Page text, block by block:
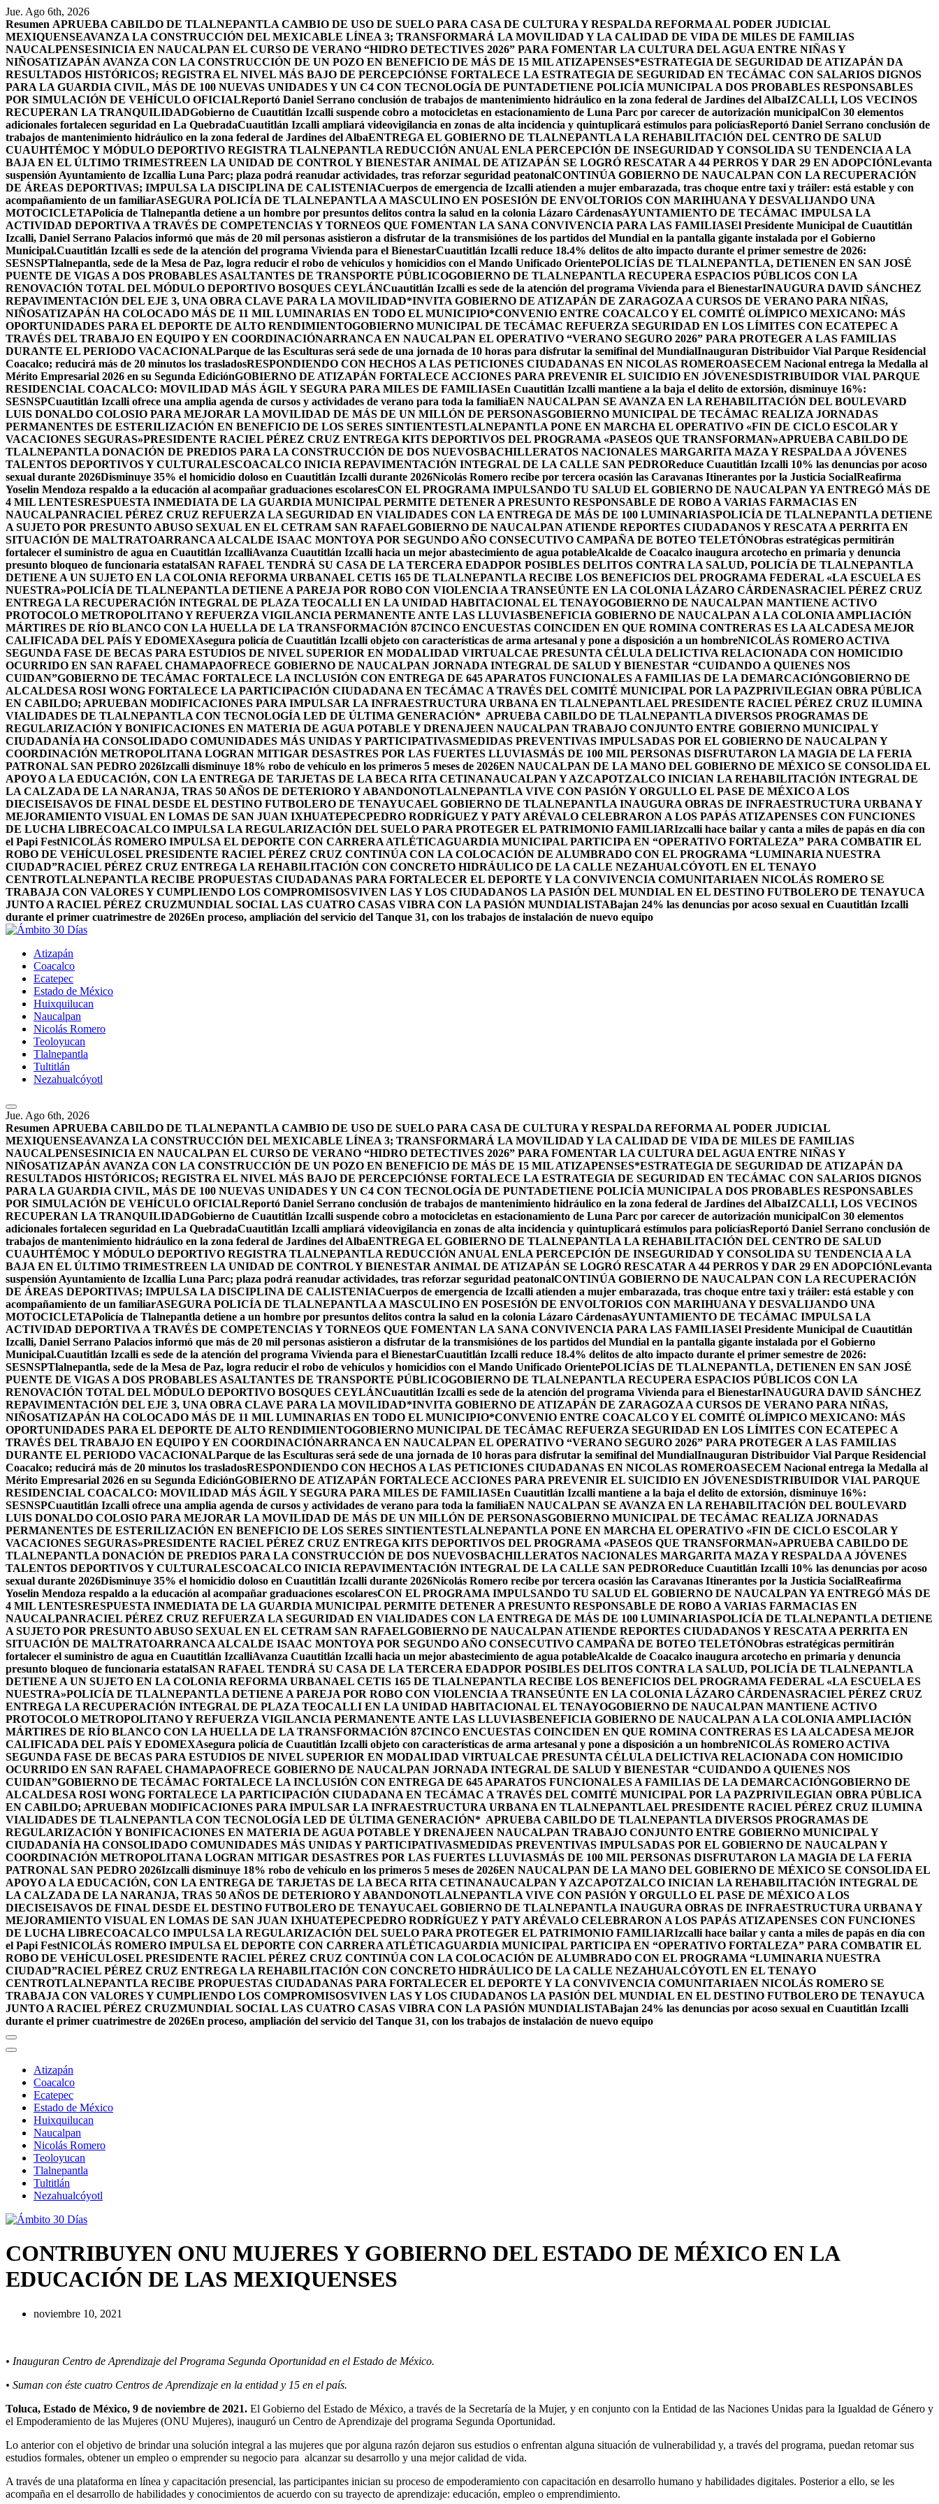
Saltar
al
contenido
Jue. Ago 6th, 2026
Resumen APRUEBA CABILDO DE TLALNEPANTLA CAMBIO DE USO DE SUELO PARA CASA DE CULTURA Y RESPALDA REFORMA AL PODER JUDICIAL
MEXIQUENSEAVANZA LA CONSTRUCCIÓN DEL MEXICABLE LÍNEA 3; TRANSFORMARÁ LA MOVILIDAD Y LA CALIDAD DE VIDA DE MILES DE FAMILIAS
NAUCALPENSESINICIA EN NAUCALPAN EL CURSO DE VERANO “HIDRO DETECTIVES 2026” PARA FOMENTAR LA CULTURA DEL AGUA ENTRE NIÑAS Y
NIÑOSATIZAPÁN AVANZA CON LA CONSTRUCCIÓN DE UN POZO EN BENEFICIO DE MÁS DE 15 MIL ATIZAPENSES*ESTRATEGIA DE SEGURIDAD DE ATIZAPÁN DA
RESULTADOS HISTÓRICOS; REGISTRA EL NIVEL MÁS BAJO DE PERCEPCIÓNSE FORTALECE LA ESTRATEGIA DE SEGURIDAD EN TECÁMAC CON SALARIOS DIGNOS
PARA LA GUARDIA CIVIL, MÁS DE 100 NUEVAS UNIDADES Y UN C4 CON TECNOLOGÍA DE PUNTADETIENE POLICÍA MUNICIPAL A DOS PROBABLES RESPONSABLES
POR SIMULACIÓN DE VEHÍCULO OFICIALReportó Daniel Serrano conclusión de trabajos de mantenimiento hidráulico en la zona federal de Jardines del AlbaIZCALLI, LOS VECINOS
RECUPERAN LA TRANQUILIDADGobierno de Cuautitlán Izcalli suspende cobro a motocicletas en estacionamiento de Luna Parc por carecer de autorización municipalCon 30 elementos
adicionales fortalecen seguridad en La QuebradaCuautitlán Izcalli ampliará videovigilancia en zonas de alta incidencia y quintuplicará estímulos para policíasReportó Daniel Serrano conclusión de
trabajos de mantenimiento hidráulico en la zona federal de Jardines del AlbaENTREGA EL GOBIERNO DE TLALNEPANTLA LA REHABILITACIÓN DEL CENTRO DE SALUD
CUAUHTÉMOC Y MÓDULO DEPORTIVO REGISTRA TLALNEPANTLA REDUCCIÓN ANUAL ENLA PERCEPCIÓN DE INSEGURIDAD Y CONSOLIDA SU TENDENCIA A LA
BAJA EN EL ÚLTIMO TRIMESTREEN LA UNIDAD DE CONTROL Y BIENESTAR ANIMAL DE ATIZAPÁN SE LOGRÓ RESCATAR A 44 PERROS Y DAR 29 EN ADOPCIÓNLevanta
suspensión Ayuntamiento de Izcallia Luna Parc; plaza podrá reanudar actividades, tras reforzar seguridad peatonalCONTINÚA GOBIERNO DE NAUCALPAN CON LA RECUPERACIÓN
DE ÁREAS DEPORTIVAS; IMPULSA LA DISCIPLINA DE CALISTENIACuerpos de emergencia de Izcalli atienden a mujer embarazada, tras choque entre taxi y tráiler: está estable y con
acompañamiento de un familiarASEGURA POLICÍA DE TLALNEPANTLA A MASCULINO EN POSESIÓN DE ENVOLTORIOS CON MARIHUANA Y DESVALIJANDO UNA
MOTOCICLETAPolicía de Tlalnepantla detiene a un hombre por presuntos delitos contra la salud en la colonia Lázaro CárdenasAYUNTAMIENTO DE TECÁMAC IMPULSA LA
ACTIVIDAD DEPORTIVA A TRAVÉS DE COMPETENCIAS Y TORNEOS QUE FOMENTAN LA SANA CONVIVENCIA PARA LAS FAMILIASEl Presidente Municipal de Cuautitlán
Izcalli, Daniel Serrano Palacios informó que más de 20 mil personas asistieron a disfrutar de la transmisiónes de los partidos del Mundial en la pantalla gigante instalada por el Gobierno
Municipal.Cuautitlán Izcalli es sede de la atención del programa Vivienda para el BienestarCuautitlán Izcalli reduce 18.4% delitos de alto impacto durante el primer semestre de 2026:
SESNSPTlalnepantla, sede de la Mesa de Paz, logra reducir el robo de vehículos y homicidios con el Mando Unificado OrientePOLICÍAS DE TLALNEPANTLA, ​DETIENEN EN SAN JOSÉ
PUENTE DE VIGAS A DOS PROBABLES ASALTANTES DE TRANSPORTE PÚBLICOGOBIERNO DE TLALNEPANTLA RECUPERA ESPACIOS PÚBLICOS CON LA
RENOVACIÓN TOTAL DEL MÓDULO DEPORTIVO BOSQUES CEYLÁNCuautitlán Izcalli es sede de la atención del programa Vivienda para el BienestarINAUGURA DAVID SÁNCHEZ
REPAVIMENTACIÓN DEL EJE 3, UNA OBRA CLAVE PARA LA MOVILIDAD*INVITA GOBIERNO DE ATIZAPÁN DE ZARAGOZA A CURSOS DE VERANO PARA NIÑAS,
NIÑOSATIZAPÁN HA COLOCADO MÁS DE 11 MIL LUMINARIAS EN TODO EL MUNICIPIO*CONVENIO ENTRE COACALCO Y EL COMITÉ OLÍMPICO MEXICANO: MÁS
OPORTUNIDADES PARA EL DEPORTE DE ALTO RENDIMIENTOGOBIERNO MUNICIPAL DE TECÁMAC REFUERZA SEGURIDAD EN LOS LÍMITES CON ECATEPEC A
TRAVÉS DEL TRABAJO EN EQUIPO Y EN COORDINACIÓNARRANCA EN NAUCALPAN EL OPERATIVO “VERANO SEGURO 2026” PARA PROTEGER A LAS FAMILIAS
DURANTE EL PERIODO VACACIONALParque de las Esculturas será sede de una jornada de 10 horas para disfrutar la semifinal del MundialInauguran Distribuidor Vial Parque Residencial
Coacalco; reducirá más de 20 minutos los trasladosRESPONDIENDO CON HECHOS A LAS PETICIONES CIUDADANAS EN NICOLAS ROMEROASECEM Nacional entrega la Medalla al
Mérito Empresarial 2026 en su Segunda EdiciónGOBIERNO DE ATIZAPÁN FORTALECE ACCIONES PARA PREVENIR EL SUICIDIO EN JÓVENESDISTRIBUIDOR VIAL PARQUE
RESIDENCIAL COACALCO: MOVILIDAD MÁS ÁGIL Y SEGURA PARA MILES DE FAMILIASEn Cuautitlán Izcalli mantiene a la baja el delito de extorsión, disminuye 16%:
SESNSPCuautitlán Izcalli ofrece una amplia agenda de cursos y actividades de verano para toda la familiaEN NAUCALPAN SE AVANZA EN LA REHABILITACIÓN DEL BOULEVARD
LUIS DONALDO COLOSIO PARA MEJORAR LA MOVILIDAD DE MÁS DE UN MILLÓN DE PERSONASGOBIERNO MUNICIPAL DE TECÁMAC REALIZA JORNADAS
PERMANENTES DE ESTERILIZACIÓN EN BENEFICIO DE LOS SERES SINTIENTESTLALNEPANTLA PONE EN MARCHA EL OPERATIVO «FIN DE CICLO ESCOLAR Y
VACACIONES SEGURAS»PRESIDENTE RACIEL PÉREZ CRUZ ENTREGA KITS DEPORTIVOS DEL PROGRAMA «PASEOS QUE TRANSFORMAN»APRUEBA CABILDO DE
TLALNEPANTLA DONACIÓN DE PREDIOS PARA LA CONSTRUCCIÓN DE DOS NUEVOSBACHILLERATOS NACIONALES MARGARITA MAZA Y RESPALDA A JÓVENES
TALENTOS DEPORTIVOS Y CULTURALESCOACALCO INICIA REPAVIMENTACIÓN INTEGRAL DE LA CALLE SAN PEDROReduce Cuautitlán Izcalli 10% las denuncias por acoso
sexual durante 2026Disminuye 35% el homicidio doloso en Cuautitlán Izcalli durante 2026Nicolás Romero recibe por tercera ocasión las Caravanas Itinerantes por la Justicia SocialReafirma
Yoselin Mendoza respaldo a la educación al acompañar graduaciones escolaresCON EL PROGRAMA IMPULSANDO TU SALUD EL GOBIERNO DE NAUCALPAN YA ENTREGÓ MÁS DE
4 MIL LENTESRESPUESTA INMEDIATA DE LA GUARDIA MUNICIPAL PERMITE DETENER A PRESUNTO RESPONSABLE DE ROBO A VARIAS FARMACIAS EN
NAUCALPANRACIEL PÉREZ CRUZ REFUERZA LA SEGURIDAD EN VIALIDADES CON LA ENTREGA DE MÁS DE 100 LUMINARIASPOLICÍA DE TLALNEPANTLA DETIENE
A SUJETO POR PRESUNTO ABUSO SEXUAL EN EL CETRAM SAN RAFAELGOBIERNO DE NAUCALPAN ATIENDE REPORTES CIUDADANOS Y RESCATA A PERRITA EN
SITUACIÓN DE MALTRATOARRANCA ALCALDE ISAAC MONTOYA POR SEGUNDO AÑO CONSECUTIVO CAMPAÑA DE BOTEO TELETÓNObras estratégicas permitirán
fortalecer el suministro de agua en Cuautitlán IzcalliAvanza Cuautitlán Izcalli hacia un mejor abastecimiento de agua potableAlcalde de Coacalco inaugura arcotecho en primaria y denuncia
presunto bloqueo de funcionaria estatalSAN RAFAEL TENDRÁ SU CASA DE LA TERCERA EDADPOR POSIBLES DELITOS CONTRA LA SALUD, POLICÍA DE TLALNEPANTLA
DETIENE A UN SUJETO EN LA COLONIA REFORMA URBANAEL CETIS 165 DE TLALNEPANTLA RECIBE LOS BENEFICIOS DEL PROGRAMA FEDERAL «LA ESCUELA ES
NUESTRA»POLICÍA DE TLALNEPANTLA DETIENE A PAREJA POR ROBO CON VIOLENCIA A TRANSEÚNTE EN LA COLONIA LÁZARO CÁRDENASRACIEL PÉREZ CRUZ
ENTREGA LA RECUPERACIÓN INTEGRAL DE PLAZA TEOCALLI EN LA UNIDAD HABITACIONAL EL TENAYOGOBIERNO DE NAUCALPAN MANTIENE ACTIVO
PROTOCOLO METROPOLITANO Y REFUERZA VIGILANCIA PERMANENTE ANTE LAS LLUVIASBENEFICIA GOBIERNO DE NAUCALPAN A LA COLONIA AMPLIACIÓN
MÁRTIRES DE RÍO BLANCO CON LA HUELLA DE LA TRANSFORMACIÓN 87CINCO ENCUESTAS COINCIDEN EN QUE ROMINA CONTRERAS ES LA ALCADESA MEJOR
CALIFICADA DEL PAÍS Y EDOMEXAsegura policía de Cuautitlán Izcalli objeto con características de arma artesanal y pone a disposición a un hombreNICOLÁS ROMERO ACTIVA
SEGUNDA FASE DE BECAS PARA ESTUDIOS DE NIVEL SUPERIOR EN MODALIDAD VIRTUALCAE PRESUNTA CÉLULA DELICTIVA RELACIONADA CON HOMICIDIO
OCURRIDO EN SAN RAFAEL CHAMAPAOFRECE GOBIERNO DE NAUCALPAN JORNADA INTEGRAL DE SALUD Y BIENESTAR “CUIDANDO A QUIENES NOS
CUIDAN”GOBIERNO DE TECÁMAC FORTALECE LA INCLUSIÓN CON ENTREGA DE 645 APARATOS FUNCIONALES A FAMILIAS DE LA DEMARCACIÓNGOBIERNO DE
ALCALDESA ROSI WONG FORTALECE LA PARTICIPACIÓN CIUDADANA EN TECÁMAC A TRAVÉS DEL COMITÉ MUNICIPAL POR LA PAZPRIVILEGIAN OBRA PÚBLICA
EN CABILDO; APRUEBAN MODIFICACIONES PARA IMPULSAR LA INFRAESTRUCTURA URBANA EN TLALNEPANTLAEL PRESIDENTE RACIEL PÉREZ CRUZ ILUMINA
VIALIDADES DE TLALNEPANTLA CON TECNOLOGÍA LED DE ÚLTIMA GENERACIÓN* APRUEBA CABILDO DE TLALNEPANTLA DIVERSOS PROGRAMAS DE
REGULARIZACIÓN Y BONIFICACIONES EN MATERIA DE AGUA POTABLE Y DRENAJEEN NAUCALPAN TRABAJO CONJUNTO ENTRE GOBIERNO MUNICIPAL Y
CIUDADANÍA HA CONSOLIDADO COMUNIDADES MÁS UNIDAS Y PARTICIPATIVASMEDIDAS PREVENTIVAS IMPULSADAS POR EL GOBIERNO DE NAUCALPAN Y
COORDINACIÓN METROPOLITANA LOGRAN MITIGAR DESASTRES POR LAS FUERTES LLUVIASMÁS DE 100 MIL PERSONAS DISFRUTARON LA MAGIA DE LA FERIA
PATRONAL SAN PEDRO 2026Izcalli disminuye 18% robo de vehículo en los primeros 5 meses de 2026EN NAUCALPAN DE LA MANO DEL GOBIERNO DE MÉXICO SE CONSOLIDA EL
APOYO A LA EDUCACIÓN, CON LA ENTREGA DE TARJETAS DE LA BECA RITA CETINANAUCALPAN Y AZCAPOTZALCO INICIAN LA REHABILITACIÓN INTEGRAL DE
LA CALZADA DE LA NARANJA, TRAS 50 AÑOS DE DETERIORO Y ABANDONOTLALNEPANTLA VIVE CON PASIÓN Y ORGULLO EL PASE DE MÉXICO A LOS
DIECISEISAVOS DE FINAL DESDE EL DESTINO FUTBOLERO DE TENAYUCAEL GOBIERNO DE TLALNEPANTLA INAUGURA OBRAS DE INFRAESTRUCTURA URBANA Y
MEJORAMIENTO VISUAL EN LOMAS DE SAN JUAN IXHUATEPECPEDRO RODRÍGUEZ Y PATY ARÉVALO CELEBRARON A LOS PAPÁS ATIZAPENSES CON FUNCIONES
DE LUCHA LIBRECOACALCO IMPULSA LA REGULARIZACIÓN DEL SUELO PARA PROTEGER EL PATRIMONIO FAMILIARIzcalli hace bailar y canta a miles de papás en día con
el Papi FestNICOLÁS ROMERO IMPULSA EL DEPORTE CON CARRERA ATLÉTICAGUARDIA MUNICIPAL PARTICIPA EN “OPERATIVO FORTALEZA” PARA COMBATIR EL
ROBO DE VEHÍCULOSEL PRESIDENTE RACIEL PÉREZ CRUZ CONTINÚA CON LA COLOCACIÓN DE ALUMBRADO CON EL PROGRAMA “LUMINARIA NUESTRA
CIUDAD”RACIEL PÉREZ CRUZ ENTREGA LA REHABILITACIÓN CON CONCRETO HIDRÁULICO DE LA CALLE NEZAHUALCÓYOTL EN EL TENAYO
CENTROTLALNEPANTLA RECIBE PROPUESTAS CIUDADANAS PARA FORTALECER EL DEPORTE Y LA CONVIVENCIA COMUNITARIAEN NICOLÁS ROMERO SE
TRABAJA CON VALORES Y CUMPLIENDO LOS COMPROMISOSVIVEN LAS Y LOS CIUDADANOS LA PASIÓN DEL MUNDIAL EN EL DESTINO FUTBOLERO DE TENAYUCA
JUNTO A RACIEL PÉREZ CRUZMUNDIAL SOCIAL LAS CUATRO CASAS VIBRA CON LA PASIÓN MUNDIALISTABajan 24% las denuncias por acoso sexual en Cuautitlán Izcalli
durante el primer cuatrimestre de 2026En proceso, ampliación del servicio del Tanque 31, con los trabajos de instalación de nuevo equipo
Atizapán
Coacalco
Ecatepec
Estado de México
Huixquilucan
Naucalpan
Nicolás Romero
Teoloyucan
Tlalnepantla
Tultitlán
Nezahualcóyotl
Jue. Ago 6th, 2026
Resumen APRUEBA CABILDO DE TLALNEPANTLA CAMBIO DE USO DE SUELO PARA CASA DE CULTURA Y RESPALDA REFORMA AL PODER JUDICIAL
MEXIQUENSEAVANZA LA CONSTRUCCIÓN DEL MEXICABLE LÍNEA 3; TRANSFORMARÁ LA MOVILIDAD Y LA CALIDAD DE VIDA DE MILES DE FAMILIAS
NAUCALPENSESINICIA EN NAUCALPAN EL CURSO DE VERANO “HIDRO DETECTIVES 2026” PARA FOMENTAR LA CULTURA DEL AGUA ENTRE NIÑAS Y
NIÑOSATIZAPÁN AVANZA CON LA CONSTRUCCIÓN DE UN POZO EN BENEFICIO DE MÁS DE 15 MIL ATIZAPENSES*ESTRATEGIA DE SEGURIDAD DE ATIZAPÁN DA
RESULTADOS HISTÓRICOS; REGISTRA EL NIVEL MÁS BAJO DE PERCEPCIÓNSE FORTALECE LA ESTRATEGIA DE SEGURIDAD EN TECÁMAC CON SALARIOS DIGNOS
PARA LA GUARDIA CIVIL, MÁS DE 100 NUEVAS UNIDADES Y UN C4 CON TECNOLOGÍA DE PUNTADETIENE POLICÍA MUNICIPAL A DOS PROBABLES RESPONSABLES
POR SIMULACIÓN DE VEHÍCULO OFICIALReportó Daniel Serrano conclusión de trabajos de mantenimiento hidráulico en la zona federal de Jardines del AlbaIZCALLI, LOS VECINOS
RECUPERAN LA TRANQUILIDADGobierno de Cuautitlán Izcalli suspende cobro a motocicletas en estacionamiento de Luna Parc por carecer de autorización municipalCon 30 elementos
adicionales fortalecen seguridad en La QuebradaCuautitlán Izcalli ampliará videovigilancia en zonas de alta incidencia y quintuplicará estímulos para policíasReportó Daniel Serrano conclusión de
trabajos de mantenimiento hidráulico en la zona federal de Jardines del AlbaENTREGA EL GOBIERNO DE TLALNEPANTLA LA REHABILITACIÓN DEL CENTRO DE SALUD
CUAUHTÉMOC Y MÓDULO DEPORTIVO REGISTRA TLALNEPANTLA REDUCCIÓN ANUAL ENLA PERCEPCIÓN DE INSEGURIDAD Y CONSOLIDA SU TENDENCIA A LA
BAJA EN EL ÚLTIMO TRIMESTREEN LA UNIDAD DE CONTROL Y BIENESTAR ANIMAL DE ATIZAPÁN SE LOGRÓ RESCATAR A 44 PERROS Y DAR 29 EN ADOPCIÓNLevanta
suspensión Ayuntamiento de Izcallia Luna Parc; plaza podrá reanudar actividades, tras reforzar seguridad peatonalCONTINÚA GOBIERNO DE NAUCALPAN CON LA RECUPERACIÓN
DE ÁREAS DEPORTIVAS; IMPULSA LA DISCIPLINA DE CALISTENIACuerpos de emergencia de Izcalli atienden a mujer embarazada, tras choque entre taxi y tráiler: está estable y con
acompañamiento de un familiarASEGURA POLICÍA DE TLALNEPANTLA A MASCULINO EN POSESIÓN DE ENVOLTORIOS CON MARIHUANA Y DESVALIJANDO UNA
MOTOCICLETAPolicía de Tlalnepantla detiene a un hombre por presuntos delitos contra la salud en la colonia Lázaro CárdenasAYUNTAMIENTO DE TECÁMAC IMPULSA LA
ACTIVIDAD DEPORTIVA A TRAVÉS DE COMPETENCIAS Y TORNEOS QUE FOMENTAN LA SANA CONVIVENCIA PARA LAS FAMILIASEl Presidente Municipal de Cuautitlán
Izcalli, Daniel Serrano Palacios informó que más de 20 mil personas asistieron a disfrutar de la transmisiónes de los partidos del Mundial en la pantalla gigante instalada por el Gobierno
Municipal.Cuautitlán Izcalli es sede de la atención del programa Vivienda para el BienestarCuautitlán Izcalli reduce 18.4% delitos de alto impacto durante el primer semestre de 2026:
SESNSPTlalnepantla, sede de la Mesa de Paz, logra reducir el robo de vehículos y homicidios con el Mando Unificado OrientePOLICÍAS DE TLALNEPANTLA, ​DETIENEN EN SAN JOSÉ
PUENTE DE VIGAS A DOS PROBABLES ASALTANTES DE TRANSPORTE PÚBLICOGOBIERNO DE TLALNEPANTLA RECUPERA ESPACIOS PÚBLICOS CON LA
RENOVACIÓN TOTAL DEL MÓDULO DEPORTIVO BOSQUES CEYLÁNCuautitlán Izcalli es sede de la atención del programa Vivienda para el BienestarINAUGURA DAVID SÁNCHEZ
REPAVIMENTACIÓN DEL EJE 3, UNA OBRA CLAVE PARA LA MOVILIDAD*INVITA GOBIERNO DE ATIZAPÁN DE ZARAGOZA A CURSOS DE VERANO PARA NIÑAS,
NIÑOSATIZAPÁN HA COLOCADO MÁS DE 11 MIL LUMINARIAS EN TODO EL MUNICIPIO*CONVENIO ENTRE COACALCO Y EL COMITÉ OLÍMPICO MEXICANO: MÁS
OPORTUNIDADES PARA EL DEPORTE DE ALTO RENDIMIENTOGOBIERNO MUNICIPAL DE TECÁMAC REFUERZA SEGURIDAD EN LOS LÍMITES CON ECATEPEC A
TRAVÉS DEL TRABAJO EN EQUIPO Y EN COORDINACIÓNARRANCA EN NAUCALPAN EL OPERATIVO “VERANO SEGURO 2026” PARA PROTEGER A LAS FAMILIAS
DURANTE EL PERIODO VACACIONALParque de las Esculturas será sede de una jornada de 10 horas para disfrutar la semifinal del MundialInauguran Distribuidor Vial Parque Residencial
Coacalco; reducirá más de 20 minutos los trasladosRESPONDIENDO CON HECHOS A LAS PETICIONES CIUDADANAS EN NICOLAS ROMEROASECEM Nacional entrega la Medalla al
Mérito Empresarial 2026 en su Segunda EdiciónGOBIERNO DE ATIZAPÁN FORTALECE ACCIONES PARA PREVENIR EL SUICIDIO EN JÓVENESDISTRIBUIDOR VIAL PARQUE
RESIDENCIAL COACALCO: MOVILIDAD MÁS ÁGIL Y SEGURA PARA MILES DE FAMILIASEn Cuautitlán Izcalli mantiene a la baja el delito de extorsión, disminuye 16%:
SESNSPCuautitlán Izcalli ofrece una amplia agenda de cursos y actividades de verano para toda la familiaEN NAUCALPAN SE AVANZA EN LA REHABILITACIÓN DEL BOULEVARD
LUIS DONALDO COLOSIO PARA MEJORAR LA MOVILIDAD DE MÁS DE UN MILLÓN DE PERSONASGOBIERNO MUNICIPAL DE TECÁMAC REALIZA JORNADAS
PERMANENTES DE ESTERILIZACIÓN EN BENEFICIO DE LOS SERES SINTIENTESTLALNEPANTLA PONE EN MARCHA EL OPERATIVO «FIN DE CICLO ESCOLAR Y
VACACIONES SEGURAS»PRESIDENTE RACIEL PÉREZ CRUZ ENTREGA KITS DEPORTIVOS DEL PROGRAMA «PASEOS QUE TRANSFORMAN»APRUEBA CABILDO DE
TLALNEPANTLA DONACIÓN DE PREDIOS PARA LA CONSTRUCCIÓN DE DOS NUEVOSBACHILLERATOS NACIONALES MARGARITA MAZA Y RESPALDA A JÓVENES
TALENTOS DEPORTIVOS Y CULTURALESCOACALCO INICIA REPAVIMENTACIÓN INTEGRAL DE LA CALLE SAN PEDROReduce Cuautitlán Izcalli 10% las denuncias por acoso
sexual durante 2026Disminuye 35% el homicidio doloso en Cuautitlán Izcalli durante 2026Nicolás Romero recibe por tercera ocasión las Caravanas Itinerantes por la Justicia SocialReafirma
Yoselin Mendoza respaldo a la educación al acompañar graduaciones escolaresCON EL PROGRAMA IMPULSANDO TU SALUD EL GOBIERNO DE NAUCALPAN YA ENTREGÓ MÁS DE
4 MIL LENTESRESPUESTA INMEDIATA DE LA GUARDIA MUNICIPAL PERMITE DETENER A PRESUNTO RESPONSABLE DE ROBO A VARIAS FARMACIAS EN
NAUCALPANRACIEL PÉREZ CRUZ REFUERZA LA SEGURIDAD EN VIALIDADES CON LA ENTREGA DE MÁS DE 100 LUMINARIASPOLICÍA DE TLALNEPANTLA DETIENE
A SUJETO POR PRESUNTO ABUSO SEXUAL EN EL CETRAM SAN RAFAELGOBIERNO DE NAUCALPAN ATIENDE REPORTES CIUDADANOS Y RESCATA A PERRITA EN
SITUACIÓN DE MALTRATOARRANCA ALCALDE ISAAC MONTOYA POR SEGUNDO AÑO CONSECUTIVO CAMPAÑA DE BOTEO TELETÓNObras estratégicas permitirán
fortalecer el suministro de agua en Cuautitlán IzcalliAvanza Cuautitlán Izcalli hacia un mejor abastecimiento de agua potableAlcalde de Coacalco inaugura arcotecho en primaria y denuncia
presunto bloqueo de funcionaria estatalSAN RAFAEL TENDRÁ SU CASA DE LA TERCERA EDADPOR POSIBLES DELITOS CONTRA LA SALUD, POLICÍA DE TLALNEPANTLA
DETIENE A UN SUJETO EN LA COLONIA REFORMA URBANAEL CETIS 165 DE TLALNEPANTLA RECIBE LOS BENEFICIOS DEL PROGRAMA FEDERAL «LA ESCUELA ES
NUESTRA»POLICÍA DE TLALNEPANTLA DETIENE A PAREJA POR ROBO CON VIOLENCIA A TRANSEÚNTE EN LA COLONIA LÁZARO CÁRDENASRACIEL PÉREZ CRUZ
ENTREGA LA RECUPERACIÓN INTEGRAL DE PLAZA TEOCALLI EN LA UNIDAD HABITACIONAL EL TENAYOGOBIERNO DE NAUCALPAN MANTIENE ACTIVO
PROTOCOLO METROPOLITANO Y REFUERZA VIGILANCIA PERMANENTE ANTE LAS LLUVIASBENEFICIA GOBIERNO DE NAUCALPAN A LA COLONIA AMPLIACIÓN
MÁRTIRES DE RÍO BLANCO CON LA HUELLA DE LA TRANSFORMACIÓN 87CINCO ENCUESTAS COINCIDEN EN QUE ROMINA CONTRERAS ES LA ALCADESA MEJOR
CALIFICADA DEL PAÍS Y EDOMEXAsegura policía de Cuautitlán Izcalli objeto con características de arma artesanal y pone a disposición a un hombreNICOLÁS ROMERO ACTIVA
SEGUNDA FASE DE BECAS PARA ESTUDIOS DE NIVEL SUPERIOR EN MODALIDAD VIRTUALCAE PRESUNTA CÉLULA DELICTIVA RELACIONADA CON HOMICIDIO
OCURRIDO EN SAN RAFAEL CHAMAPAOFRECE GOBIERNO DE NAUCALPAN JORNADA INTEGRAL DE SALUD Y BIENESTAR “CUIDANDO A QUIENES NOS
CUIDAN”GOBIERNO DE TECÁMAC FORTALECE LA INCLUSIÓN CON ENTREGA DE 645 APARATOS FUNCIONALES A FAMILIAS DE LA DEMARCACIÓNGOBIERNO DE
ALCALDESA ROSI WONG FORTALECE LA PARTICIPACIÓN CIUDADANA EN TECÁMAC A TRAVÉS DEL COMITÉ MUNICIPAL POR LA PAZPRIVILEGIAN OBRA PÚBLICA
EN CABILDO; APRUEBAN MODIFICACIONES PARA IMPULSAR LA INFRAESTRUCTURA URBANA EN TLALNEPANTLAEL PRESIDENTE RACIEL PÉREZ CRUZ ILUMINA
VIALIDADES DE TLALNEPANTLA CON TECNOLOGÍA LED DE ÚLTIMA GENERACIÓN* APRUEBA CABILDO DE TLALNEPANTLA DIVERSOS PROGRAMAS DE
REGULARIZACIÓN Y BONIFICACIONES EN MATERIA DE AGUA POTABLE Y DRENAJEEN NAUCALPAN TRABAJO CONJUNTO ENTRE GOBIERNO MUNICIPAL Y
CIUDADANÍA HA CONSOLIDADO COMUNIDADES MÁS UNIDAS Y PARTICIPATIVASMEDIDAS PREVENTIVAS IMPULSADAS POR EL GOBIERNO DE NAUCALPAN Y
COORDINACIÓN METROPOLITANA LOGRAN MITIGAR DESASTRES POR LAS FUERTES LLUVIASMÁS DE 100 MIL PERSONAS DISFRUTARON LA MAGIA DE LA FERIA
PATRONAL SAN PEDRO 2026Izcalli disminuye 18% robo de vehículo en los primeros 5 meses de 2026EN NAUCALPAN DE LA MANO DEL GOBIERNO DE MÉXICO SE CONSOLIDA EL
APOYO A LA EDUCACIÓN, CON LA ENTREGA DE TARJETAS DE LA BECA RITA CETINANAUCALPAN Y AZCAPOTZALCO INICIAN LA REHABILITACIÓN INTEGRAL DE
LA CALZADA DE LA NARANJA, TRAS 50 AÑOS DE DETERIORO Y ABANDONOTLALNEPANTLA VIVE CON PASIÓN Y ORGULLO EL PASE DE MÉXICO A LOS
DIECISEISAVOS DE FINAL DESDE EL DESTINO FUTBOLERO DE TENAYUCAEL GOBIERNO DE TLALNEPANTLA INAUGURA OBRAS DE INFRAESTRUCTURA URBANA Y
MEJORAMIENTO VISUAL EN LOMAS DE SAN JUAN IXHUATEPECPEDRO RODRÍGUEZ Y PATY ARÉVALO CELEBRARON A LOS PAPÁS ATIZAPENSES CON FUNCIONES
DE LUCHA LIBRECOACALCO IMPULSA LA REGULARIZACIÓN DEL SUELO PARA PROTEGER EL PATRIMONIO FAMILIARIzcalli hace bailar y canta a miles de papás en día con
el Papi FestNICOLÁS ROMERO IMPULSA EL DEPORTE CON CARRERA ATLÉTICAGUARDIA MUNICIPAL PARTICIPA EN “OPERATIVO FORTALEZA” PARA COMBATIR EL
ROBO DE VEHÍCULOSEL PRESIDENTE RACIEL PÉREZ CRUZ CONTINÚA CON LA COLOCACIÓN DE ALUMBRADO CON EL PROGRAMA “LUMINARIA NUESTRA
CIUDAD”RACIEL PÉREZ CRUZ ENTREGA LA REHABILITACIÓN CON CONCRETO HIDRÁULICO DE LA CALLE NEZAHUALCÓYOTL EN EL TENAYO
CENTROTLALNEPANTLA RECIBE PROPUESTAS CIUDADANAS PARA FORTALECER EL DEPORTE Y LA CONVIVENCIA COMUNITARIAEN NICOLÁS ROMERO SE
TRABAJA CON VALORES Y CUMPLIENDO LOS COMPROMISOSVIVEN LAS Y LOS CIUDADANOS LA PASIÓN DEL MUNDIAL EN EL DESTINO FUTBOLERO DE TENAYUCA
JUNTO A RACIEL PÉREZ CRUZMUNDIAL SOCIAL LAS CUATRO CASAS VIBRA CON LA PASIÓN MUNDIALISTABajan 24% las denuncias por acoso sexual en Cuautitlán Izcalli
durante el primer cuatrimestre de 2026En proceso, ampliación del servicio del Tanque 31, con los trabajos de instalación de nuevo equipo
Atizapán
Coacalco
Ecatepec
Estado de México
Huixquilucan
Naucalpan
Nicolás Romero
Teoloyucan
Tlalnepantla
Tultitlán
Nezahualcóyotl
CONTRIBUYEN ONU MUJERES Y GOBIERNO DEL ESTADO DE MÉXICO EN LA
EDUCACIÓN DE LAS MEXIQUENSES
noviembre 10, 2021
• Inauguran Centro de Aprendizaje del Programa Segunda Oportunidad en el Estado de México.
• Suman con éste cuatro Centros de Aprendizaje en la entidad y 15 en el país.
Toluca, Estado de México, 9 de noviembre de 2021. El Gobierno del Estado de México, a través de la Secretaría de la Mujer, y en conjunto con la Entidad de las Naciones Unidas para la Igualdad de Género y
el Empoderamiento de las Mujeres (ONU Mujeres), inauguró un Centro de Aprendizaje del programa Segunda Oportunidad.
Lo anterior con el objetivo de brindar una solución integral a las mujeres que por alguna razón dejaron sus estudios o enfrentan alguna situación de vulnerabilidad y, a través del programa, puedan retomar sus
estudios formales, obtener un empleo o emprender su negocio para alcanzar su desarrollo y una mejor calidad de vida.
A través de una plataforma en línea y capacitación presencial, las participantes inician su proceso de empoderamiento con capacitación en desarrollo humano y habilidades digitales. Posterior a ello, se les
acompaña en el desarrollo de habilidades y conocimientos de acuerdo con su trayecto de aprendizaje: educación, empleo o emprendimiento.